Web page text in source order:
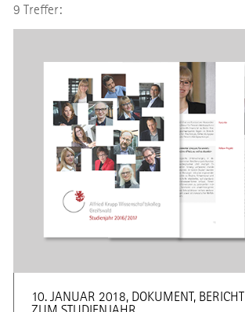
9 Treffer:
10. JANUAR 2018, DOKUMENT, BERICHT